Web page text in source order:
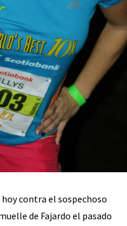
contra el sospechoso
de Fajardo el pasado